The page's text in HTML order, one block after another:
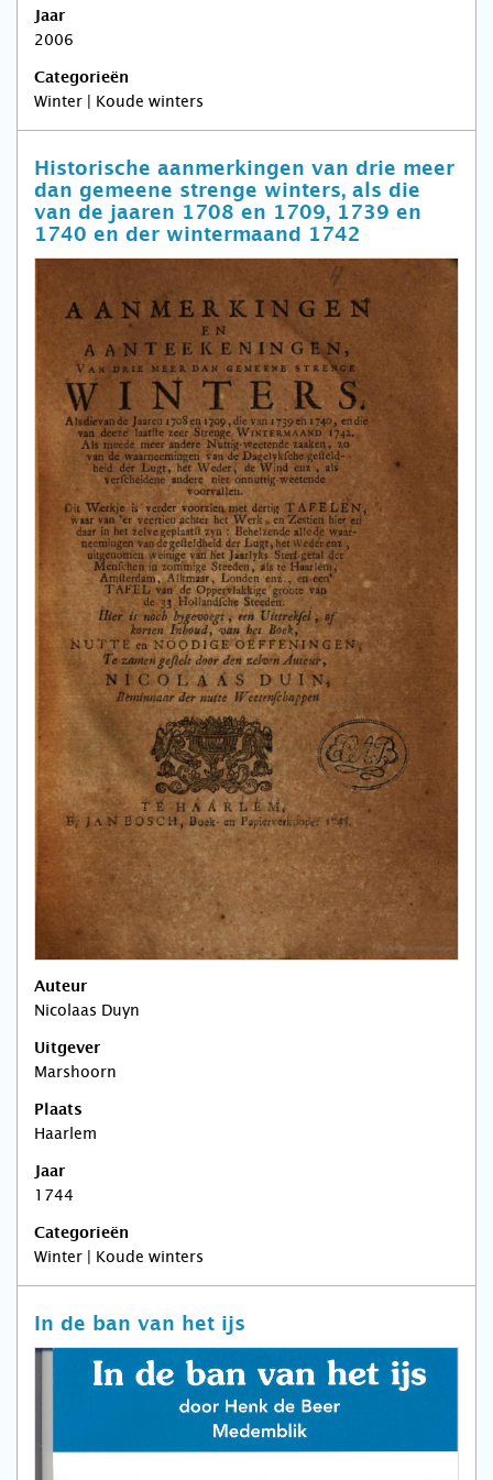
Jaar
2006
Categorieën
Winter | Koude winters
Historische aanmerkingen van drie meer
dan gemeene strenge winters, als die
van de jaaren 1708 en 1709, 1739 en
1740 en der wintermaand 1742
Auteur
Nicolaas Duyn
Uitgever
Marshoorn
Plaats
Haarlem
Jaar
1744
Categorieën
Winter | Koude winters
In de ban van het ijs